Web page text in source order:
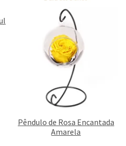
Pêndulo de Rosa Encantada
Amarela